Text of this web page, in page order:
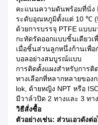
คะแนนความดันพร้อมที่นั่ง
ระดับอุณหภูมิตั้งแต่ 10 ℃
ด้วยการบรรจุ PTFE แบบ
กะทัดรัดออกแบบชิ้นเดียว
เมื่อชิ้นส่วนลูกหนึ่งก้านเพื่
บอลอย่างสมบูรณ์แบบ
การติดตั้งแผงสำหรับการติ
ทางเลือกที่หลากหลายของ
lok, ด้ายหญิง NPT หรือ
มีวาล์วปิด 2 ทางและ 3 ทา
วิธีสั่งซื้อ
ตัวอย่างเช่น: ส่วนเอวดังต่